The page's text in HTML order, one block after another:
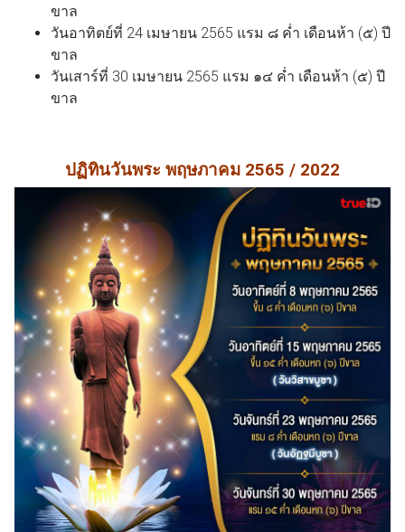
ขาล
วันอาทิตย์ที่ 24 เมษายน 2565 แรม ๘ ค่ำ เดือนห้า (๕) ปี
ขาล
วันเสาร์ที่ 30 เมษายน 2565 แรม ๑๔ ค่ำ เดือนห้า (๕) ปี
ขาล
ปฏิทินวันพระ พฤษภาคม 2565 / 2022